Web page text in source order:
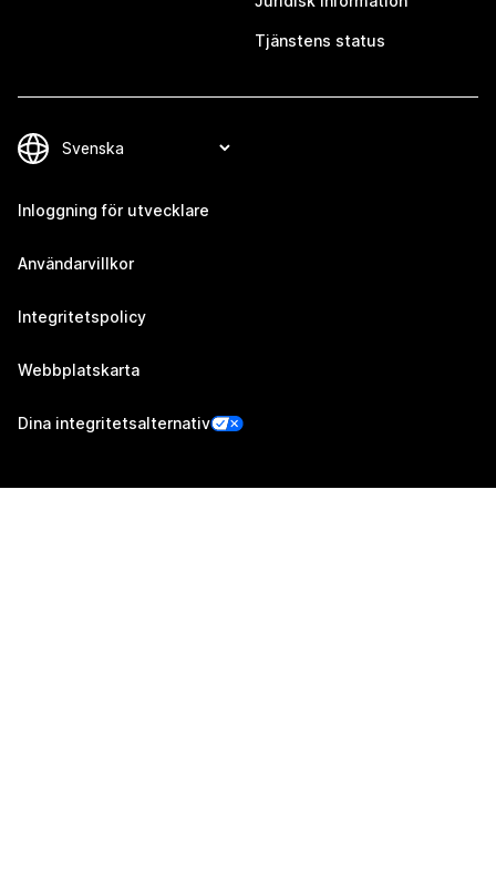
Tjänstens status
Inloggning för utvecklare
Användarvillkor
Integritetspolicy
Webbplatskarta
Dina integritetsalternativ